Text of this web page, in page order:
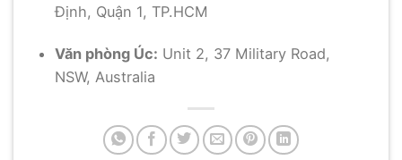
Định, Quận 1, TP.HCM
Văn phòng Úc: Unit 2, 37 Military Road,
NSW, Australia